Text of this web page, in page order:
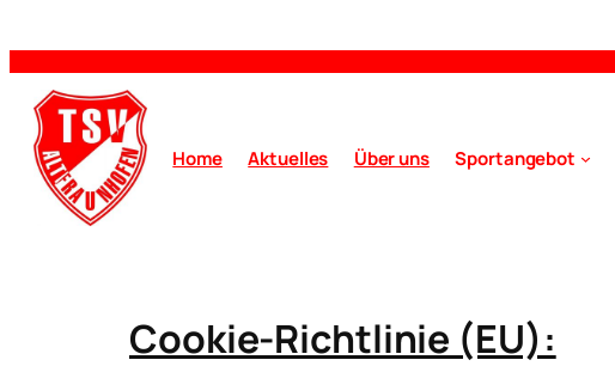
Home Aktuelles Über uns Sportangebot
Cookie-Richtlinie (EU):